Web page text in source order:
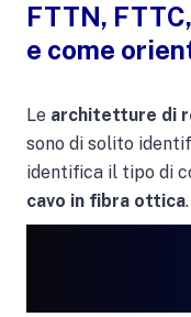
FTTN,
e come
Le architetture di
sono di solito
identifica il tipo di
cavo in fibra ottica.